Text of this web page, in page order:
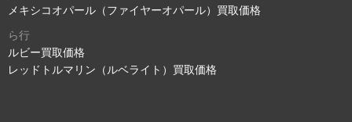
メキシコオパール（ファイヤーオパール）買取価格
ら行
ルビー買取価格
レッドトルマリン（ルベライト）買取価格